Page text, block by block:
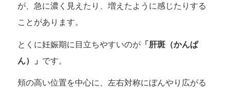
が、急に濃く見えたり、増えたように感じたりする
ことがあります。
とくに妊娠期に目立ちやすいのが「肝斑（かんぱ
ん）」 です。
頬の高い位置を中心に、左右対称にぼんやり広がる